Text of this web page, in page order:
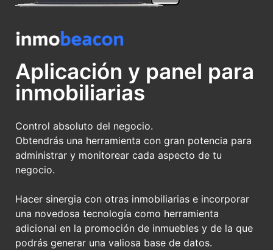
Aplicación y panel para
inmobiliarias
Control absoluto del negocio.
Obtendrás una herramienta con gran potencia para
administrar y monitorear cada aspecto de tu
negocio.
Hacer sinergia con otras inmobiliarias e incorporar
una novedosa tecnología como herramienta
adicional en la promoción de inmuebles y de la que
podrás generar una valiosa base de datos.